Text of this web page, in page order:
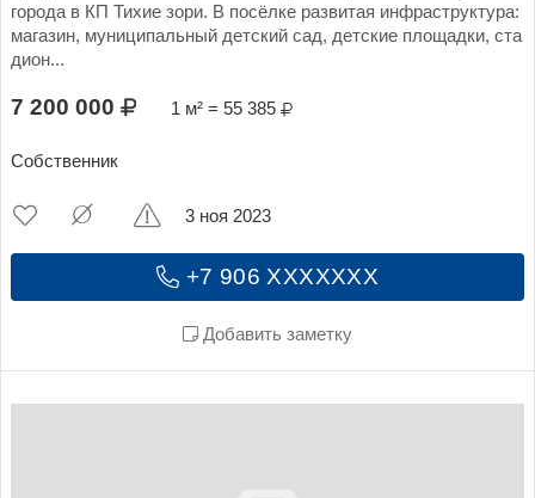
города в КП Тихие зори. В посёлке развитая инфраструктура:
магазин, муниципальный детский сад, детские площадки, ста
дион...
7 200 000 1 м² = 55 385
Собственник
+7 906 XXXXXXX
Добавить заметку
3 ноя 2023